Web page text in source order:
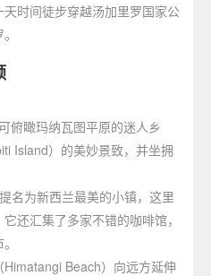
时间徒步穿越汤加里罗国家公
俯瞰玛纳瓦图平原的迷人乡
Island）的美妙景致，并坐拥
名为新西兰最美的小镇，这里
还汇集了多家不错的咖啡馆，
Beach）向远方延伸